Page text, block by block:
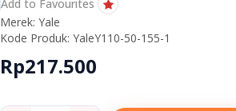
Add to Favourites
Merek: Yale
Kode Produk: YaleY110-50-155-1
Rp217.500